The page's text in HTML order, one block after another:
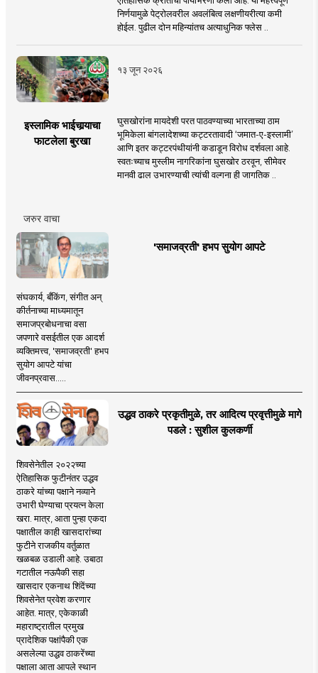
निर्णयामुळे पेट्रोलवरील अवलंबित्व लक्षणीयरीत्या कमी
होईल. पुढील दोन महिन्यांतच अत्याधुनिक फ्लेस ..
१३ जून २०२६
इस्लामिक भाईचार्‍याचा
फाटलेला बुरखा
घुसखोरांना मायदेशी परत पाठवण्याच्या भारताच्या ठाम
भूमिकेला बांगलादेशच्या कट्टरतावादी ‘जमात-ए-इस्लामी’
आणि इतर कट्टरपंथीयांनी कडाडून विरोध दर्शवला आहे.
स्वतःच्याच मुस्लीम नागरिकांना घुसखोर ठरवून, सीमेवर
मानवी ढाल उभारण्याची त्यांची वल्गना ही जागतिक ..
जरुर वाचा
'समाजव्रती' हभप सुयोग आपटे
संघकार्य, बँकिंग, संगीत अन्
कीर्तनाच्या माध्यमातून
समाजप्रबोधनाचा वसा
जपणारे वसईतील एक आदर्श
व्यक्तिमत्त्व, 'समाजव्रती' हभप
सुयोग आपटे यांचा
जीवनप्रवास.....
उद्धव ठाकरे प्रकृतीमुळे, तर आदित्य प्रवृत्तीमुळे मागे
पडले : सुशील कुलकर्णी
शिवसेनेतील २०२२च्या
ऐतिहासिक फुटीनंतर उद्धव
ठाकरे यांच्या पक्षाने नव्याने
उभारी घेण्याचा प्रयत्न केला
खरा. मात्र, आता पुन्हा एकदा
पक्षातील काही खासदारांच्या
फुटीने राजकीय वर्तुळात
खळबळ उडाली आहे. उबाठा
गटातील नऊपैकी सहा
खासदार एकनाथ शिंदेंच्या
शिवसेनेत प्रवेश करणार
आहेत. मात्र, एकेकाळी
महाराष्ट्रातील प्रमुख
प्रादेशिक पक्षांपैकी एक
असलेल्या उद्धव ठाकरेंच्या
पक्षाला आता आपले स्थान